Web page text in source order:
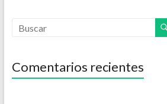
Comentarios recientes